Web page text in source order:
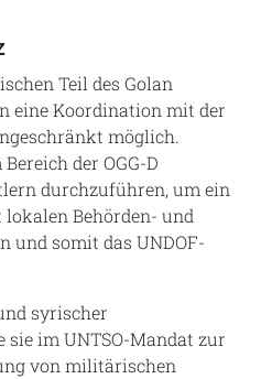
Teil des Golan
eine Koordination mit der
möglich.
der OGG-D
durchzuführen, um ein
Behörden- und
und somit das UNDOF-
syrischer
im UNTSO-Mandat zur
von militärischen